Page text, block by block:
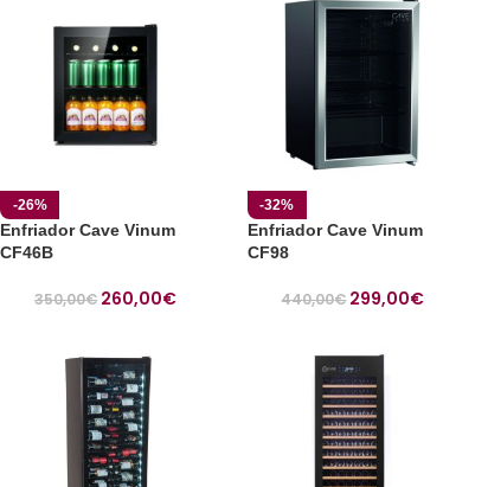
-26%
Enfriador Cave Vinum
CF46B
350,00€ 260,00€
-32%
Enfriador Cave Vinum
CF98
440,00€ 299,00€